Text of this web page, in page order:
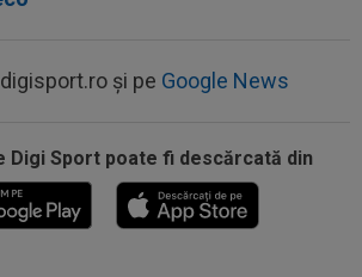
și pe Google News
Digi Sport poate fi descărcată din
l-a propus pe Ștefan Baiaram în
Florin Prunea a dezvăluit cum l-a